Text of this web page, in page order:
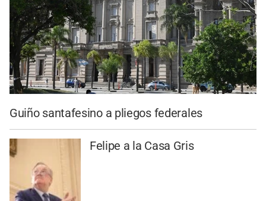
Guiño santafesino a pliegos federales
Felipe a la Casa Gris